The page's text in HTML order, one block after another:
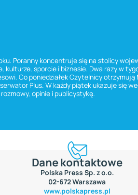
Poranny koncentruje się na stolicy
sporcie i biznesie. Dwa razy w
Co poniedziałek Czytelnicy otrzymują
Plus. W każdy piątek ukazuje się
opinie i publicystykę.
Dane kontaktowe
Polska Press Sp. z o.o.
02-672 Warszawa
www.polskapress.pl